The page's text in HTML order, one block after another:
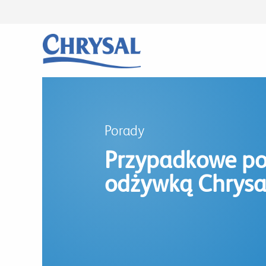
Porady
Przypadkowe
odżywką